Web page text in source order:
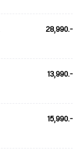
28,990.-
13,990.-
15,990.-